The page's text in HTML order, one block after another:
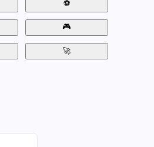
⚽
🎮
🚀